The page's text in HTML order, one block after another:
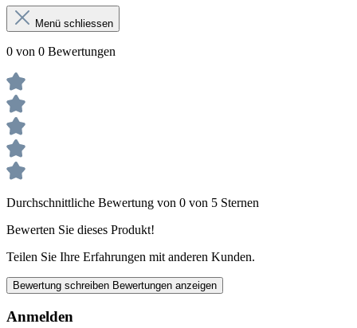
Menü schliessen
0 von 0 Bewertungen
Durchschnittliche Bewertung von 0 von 5 Sternen
Bewerten Sie dieses Produkt!
Teilen Sie Ihre Erfahrungen mit anderen Kunden.
Bewertung schreiben Bewertungen anzeigen
Anmelden